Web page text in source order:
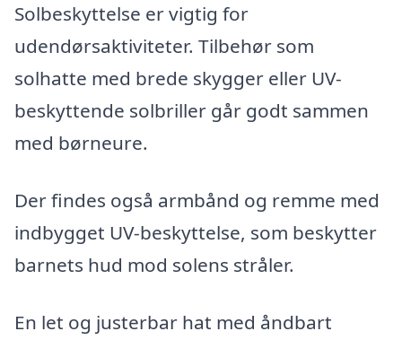
Solbeskyttelse er vigtig for
udendørsaktiviteter. Tilbehør som
solhatte med brede skygger eller UV-
beskyttende solbriller går godt sammen
med børneure.
Der findes også armbånd og remme med
indbygget UV-beskyttelse, som beskytter
barnets hud mod solens stråler.
En let og justerbar hat med åndbart